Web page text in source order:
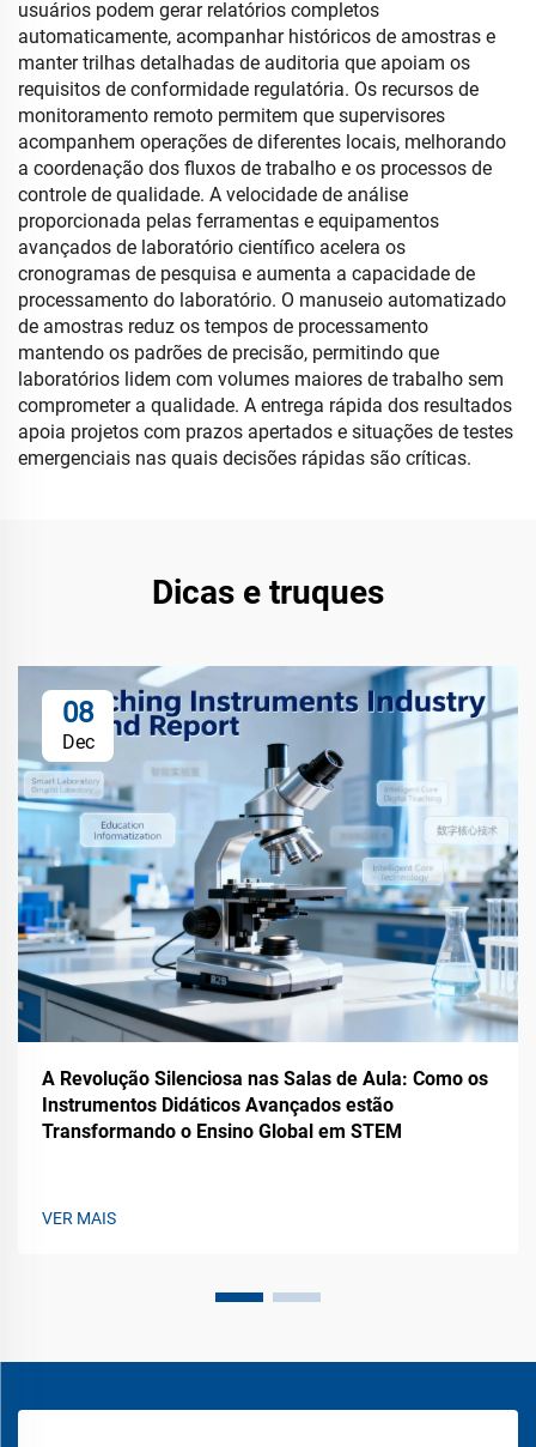
usuários podem gerar relatórios completos
automaticamente, acompanhar históricos de amostras e
manter trilhas detalhadas de auditoria que apoiam os
requisitos de conformidade regulatória. Os recursos de
monitoramento remoto permitem que supervisores
acompanhem operações de diferentes locais, melhorando
a coordenação dos fluxos de trabalho e os processos de
controle de qualidade. A velocidade de análise
proporcionada pelas ferramentas e equipamentos
avançados de laboratório científico acelera os
cronogramas de pesquisa e aumenta a capacidade de
processamento do laboratório. O manuseio automatizado
de amostras reduz os tempos de processamento
mantendo os padrões de precisão, permitindo que
laboratórios lidem com volumes maiores de trabalho sem
comprometer a qualidade. A entrega rápida dos resultados
apoia projetos com prazos apertados e situações de testes
emergenciais nas quais decisões rápidas são críticas.
Dicas e truques
08
Dec
A Revolução Silenciosa nas Salas de Aula: Como os
Instrumentos Didáticos Avançados estão
Transformando o Ensino Global em STEM
VER MAIS